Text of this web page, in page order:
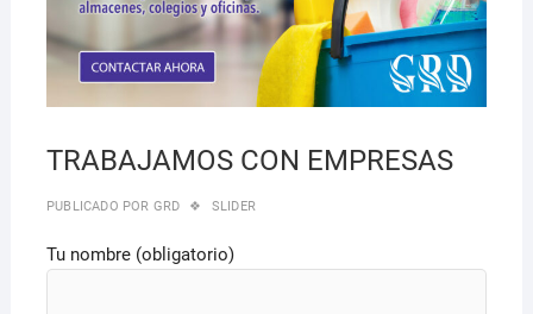
TRABAJAMOS CON EMPRESAS
PUBLICADO POR GRD SLIDER
Tu nombre (obligatorio)